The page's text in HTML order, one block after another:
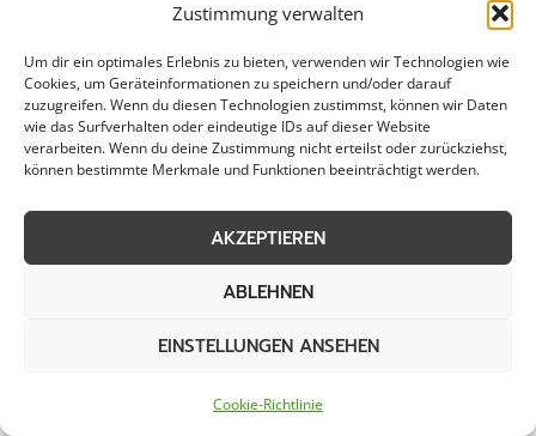
Zustimmung verwalten
Um dir ein optimales Erlebnis zu bieten, verwenden wir Technologien wie
Cookies, um Geräteinformationen zu speichern und/oder darauf
zuzugreifen. Wenn du diesen Technologien zustimmst, können wir Daten
wie das Surfverhalten oder eindeutige IDs auf dieser Website
verarbeiten. Wenn du deine Zustimmung nicht erteilst oder zurückziehst,
können bestimmte Merkmale und Funktionen beeinträchtigt werden.
AKZEPTIEREN
ABLEHNEN
EINSTELLUNGEN ANSEHEN
Cookie-Richtlinie
Aspekt der Stadt- und Straßenpflege, der
sowohl für Gewerbe, Kommunen als auch
private Haushalte relevant ist. Saubere und
gepflegte Gehwege und Plätze tragen nicht nur
zur Ästhetik bei, sondern auch zur Sicherheit
regelmäßige Reinigung können Schmutz,
Algen, Moos und andere Verunreinigungen
entfernt werden, die nicht nur unschön
gefährlich werden können – gerade in einer
lebendigen Stadt wie Lingen.